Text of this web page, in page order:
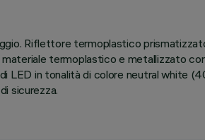
Riflettore termoplastico
termoplastico e metallizzato
in tonalità di colore neutral white
sicurezza.